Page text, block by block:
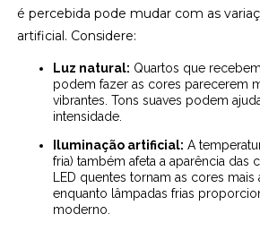
é percebida pode mudar com as
artificial. Considere:
Luz natural: Quartos que
podem fazer as cores parecerem
vibrantes. Tons suaves podem
intensidade.
Iluminação artificial: A
fria) também afeta a aparência das
LED quentes tornam as cores mais
enquanto lâmpadas frias
moderno.